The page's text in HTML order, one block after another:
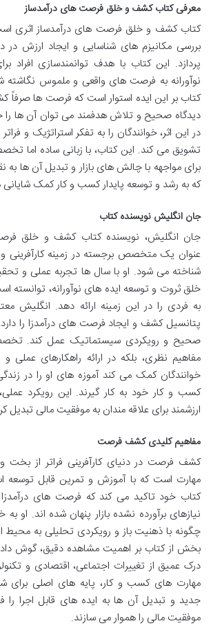
معرفی کتاب کشف و خلق فرصت های درآمدساز
کتاب کشف و خلق فرصت های درآمدساز اثری
بررسی مکانیزم های شناسایی و ایجاد ارزش
پردازد. این کتاب با هدف توانمندسازی افراد
نوآورانه به فرصت های واقعی و ملموس
کتاب بر این ایده استوار است که فرصت ها صرفاً
دیدگاه صحیح و تلاش هدفمند می توان آن ها
در این اثر، خوانندگان را به تفکر استراتژیک و
تشویق می کند. این کتاب، با زبانی ساده اما
برای مواجهه با چالش های بازار و تبدیل آن ها به
که به رشد و توسعه پایدار کسب و کار کمک
جان انگلیش نویسنده کتاب
جان انگلیش، نویسنده کتاب کشف و خلق
عنوان یک متخصص برجسته در زمینه کارآفرینی
شناخته می شود. او با سال ها تجربه عملی و
خلق ثروت و توسعه ایده های نوآورانه، توانسته
به فردی را در این زمینه ارائه دهد. انگلیش
پتانسیل کشف و ایجاد فرصت های درآمدزا را
صحیح و رویکردی سیستماتیک عمل کند. تخصص
مفاهیم نظری، بلکه در ارائه راهکارهای عملی
خوانندگان کمک می کند آموزه های او را در
کسب و کار خود به کار گیرند. این رویکرد
ارزشمند برای علاقه مندان به موفقیت مالی تبدیل
مفاهیم کلیدی کشف فرصت
کشف فرصت در دنیای کارآفرینی فراتر از بخت
مهارت است که با آموزش و تمرین قابل
کتاب خود تاکید می کند که فرصت های
نیازهای برآورده نشده بازار پنهان شده اند. او
چگونه با ذهنیت باز و رویکردی تحلیلی به محیط
بخش از کتاب بر اهمیت مشاهده دقیق، گوش
درک عمیق از تغییرات اجتماعی، اقتصادی و
مهارت های کسب و کار، پایه های اصلی برای
جدید و تبدیل آن ها به ایده های قابل اجرا را
موفقیت مالی را هموار می سازند.